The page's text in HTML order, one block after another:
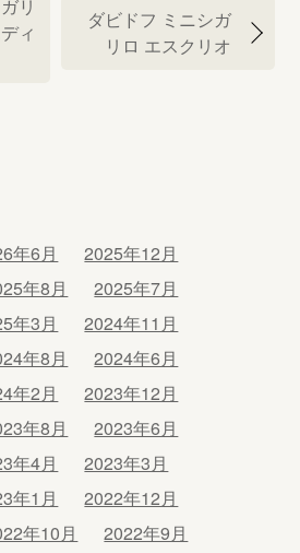
リ
ィ
ダビドフ ミニシガ
リロ エスクリオ
年6月
2025年12月
年8月
2025年7月
年3月
2024年11月
年8月
2024年6月
年2月
2023年12月
年8月
2023年6月
年4月
2023年3月
年1月
2022年12月
年10月
2022年9月